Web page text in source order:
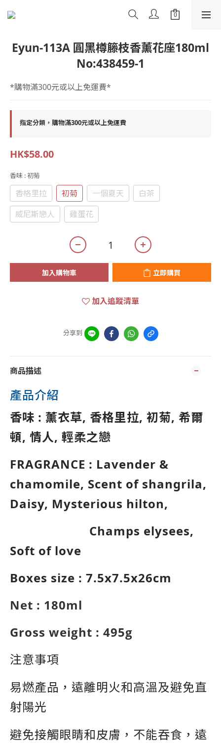
Eyun-113A 圓黑樽籐枝香薰花座180ml
No:438459-1
*購物滿300元或以上免運費*
指定分類，購物滿300元或以上免運費
HK$58.00
香味 : 初菊
香格里拉 初菊 一個夏天
白茶
威尼斯戀人
雞蛋花
加入購物車 立即購買
加入追蹤清單
分享到
商品描述
產品介紹
香味 : 薰衣草, 香格里拉, 初菊, 希爾
頓, 情人, 輕柔之戀
FRAGRANCE : Lavender &
chamomile, Scent of shangrila,
Daisy, Mysterious hilton,
Champs elysees,
Soft of love
Boxes size : 7.5x7.5x26cm
Net : 180ml
Gross weight : 495g
注意事項
易燃產品，遠離明火和高溫及避免直
射陽光
避免接觸眼睛和皮膚，不能吞食，遠